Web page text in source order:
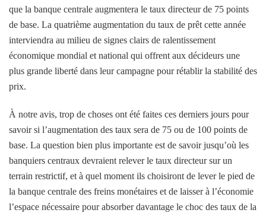
que la banque centrale augmentera le taux directeur de 75 points
de base. La quatrième augmentation du taux de prêt cette année
interviendra au milieu de signes clairs de ralentissement
économique mondial et national qui offrent aux décideurs une
plus grande liberté dans leur campagne pour rétablir la stabilité des
prix.
À notre avis, trop de choses ont été faites ces derniers jours pour
savoir si l’augmentation des taux sera de 75 ou de 100 points de
base. La question bien plus importante est de savoir jusqu’où les
banquiers centraux devraient relever le taux directeur sur un
terrain restrictif, et à quel moment ils choisiront de lever le pied de
la banque centrale des freins monétaires et de laisser à l’économie
l’espace nécessaire pour absorber davantage le choc des taux de la